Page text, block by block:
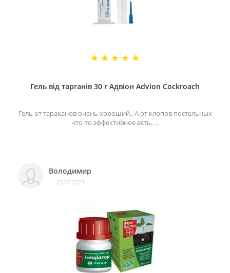
Гель від тарганів 30 г Адвіон Advion Cockroach
Гель от тараканов очень хороший.. А от клопов постельных
что-то эффективное есть,. ..
Володимир
23.07.2023